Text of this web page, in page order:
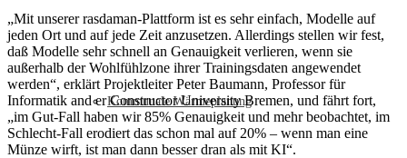
Kommunale Wärmeplanung
„Mit unserer rasdaman-Plattform ist es sehr einfach, Modelle auf
jeden Ort und auf jede Zeit anzusetzen. Allerdings stellen wir fest,
daß Modelle sehr schnell an Genauigkeit verlieren, wenn sie
außerhalb der Wohlfühlzone ihrer Trainingsdaten angewendet
werden“, erklärt Projektleiter Peter Baumann, Professor für
Informatik and er Constructor University Bremen, und fährt fort,
„im Gut-Fall haben wir 85% Genauigkeit und mehr beobachtet, im
Schlecht-Fall erodiert das schon mal auf 20% – wenn man eine
Münze wirft, ist man dann besser dran als mit KI“.